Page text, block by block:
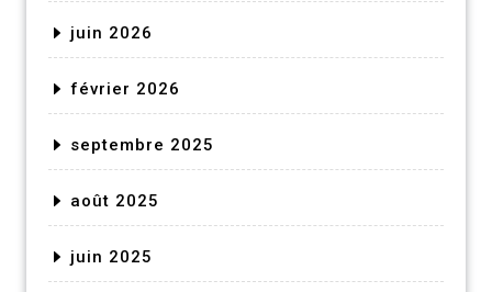
juin 2026
février 2026
septembre 2025
août 2025
juin 2025